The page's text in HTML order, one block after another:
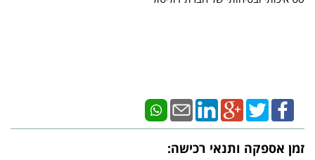
זמן אספקה ותנאי רכישה: